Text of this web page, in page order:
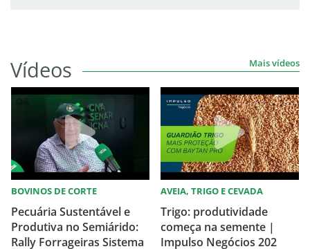
Vídeos Mais vídeos
BOVINOS DE CORTE
Pecuária Sustentável e
Produtiva no Semiárido:
Rally Forrageiras Sistema
AVEIA, TRIGO E CEVADA
Trigo: produtividade
começa na semente |
Impulso Negócios 202